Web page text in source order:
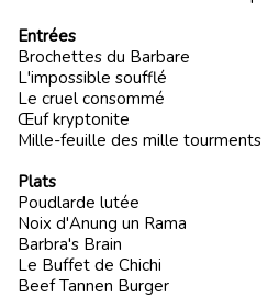
Entrées
Brochettes du Barbare
L'impossible soufflé
Le cruel consommé
​Œuf kryptonite
​Mille-feuille des mille tourments
Plats
​Poudlarde lutée
Noix d'Anung un Rama
Barbra's Brain
​Le Buffet de Chichi
Beef Tannen Burger